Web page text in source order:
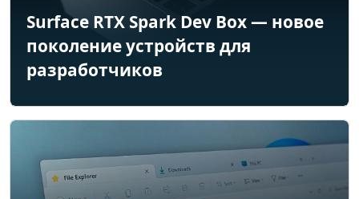
Surface RTX Spark Dev Box — новое
поколение устройств для
разработчиков